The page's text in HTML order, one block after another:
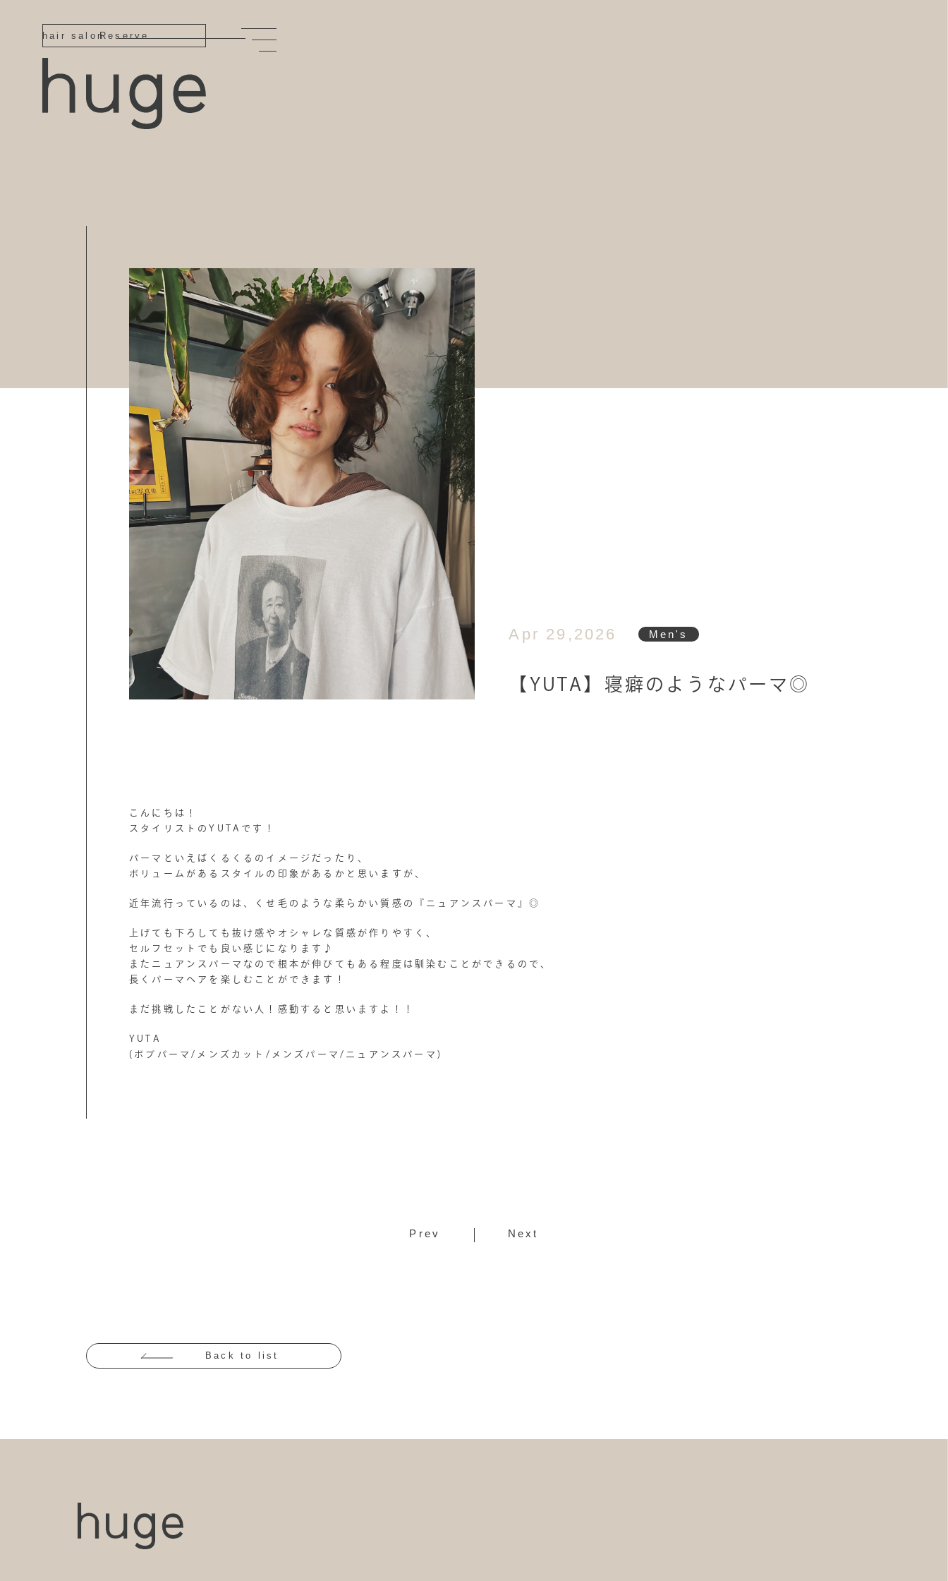
Reserve
hair salon
Apr 29,2026 Men's
【YUTA】寝癖のようなパーマ◎
こんにちは！
スタイリストのYUTAです！
パーマといえばくるくるのイメージだったり、
ボリュームがあるスタイルの印象があるかと思いますが、
近年流行っているのは、くせ毛のような柔らかい質感の『ニュアンスパーマ』◎
上げても下ろしても抜け感やオシャレな質感が作りやすく、
セルフセットでも良い感じになります♪
またニュアンスパーマなので根本が伸びてもある程度は馴染むことができるので、
長くパーマヘアを楽しむことができます！
まだ挑戦したことがない人！感動すると思いますよ！！
YUTA
(ボブパーマ/メンズカット/メンズパーマ/ニュアンスパーマ)
Prev Next
Back to list